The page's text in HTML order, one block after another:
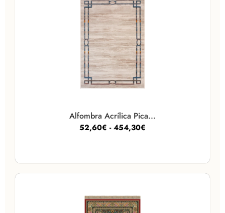
Alfombra Acrílica Pica...
52,60€ - 454,30€